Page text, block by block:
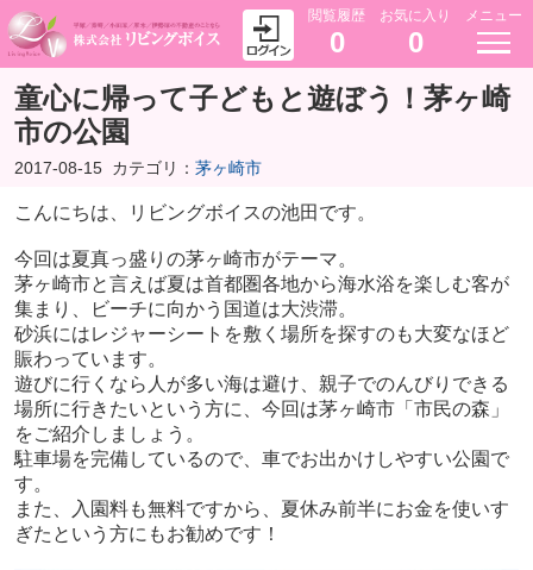
閲覧履歴
0
お気に入り
0
メニュー
童心に帰って子どもと遊ぼう！茅ヶ崎
市の公園
2017-08-15 カテゴリ： 茅ヶ崎市
こんにちは、リビングボイスの池田です。
今回は夏真っ盛りの茅ヶ崎市がテーマ。
茅ヶ崎市と言えば夏は首都圏各地から海水浴を楽しむ客が
集まり、ビーチに向かう国道は大渋滞。
砂浜にはレジャーシートを敷く場所を探すのも大変なほど
賑わっています。
遊びに行くなら人が多い海は避け、親子でのんびりできる
場所に行きたいという方に、今回は茅ヶ崎市「市民の森」
をご紹介しましょう。
駐車場を完備しているので、車でお出かけしやすい公園で
す。
また、入園料も無料ですから、夏休み前半にお金を使いす
ぎたという方にもお勧めです！